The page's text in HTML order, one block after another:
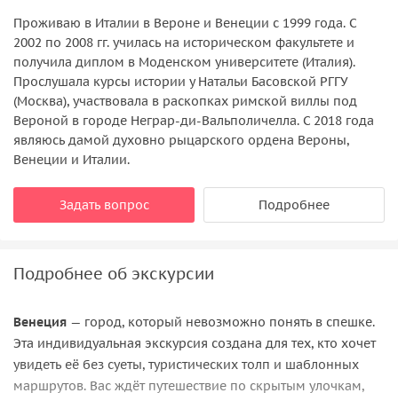
Проживаю в Италии в Вероне и Венеции с 1999 года. С
2002 по 2008 гг. училась на историческом факультете и
получила диплом в Моденском университете (Италия).
Прослушала курсы истории у Натальи Басовской РГГУ
(Москва), участвовала в раскопках римской виллы под
Вероной в городе Неграр-ди-Вальполичелла. С 2018 года
являюсь дамой духовно рыцарского ордена Вероны,
Венеции и Италии.
Задать вопрос Подробнее
Подробнее об экскурсии
Венеция — город, который невозможно понять в спешке.
Эта индивидуальная экскурсия создана для тех, кто хочет
увидеть её без суеты, туристических толп и шаблонных
маршрутов. Вас ждёт путешествие по скрытым улочкам,